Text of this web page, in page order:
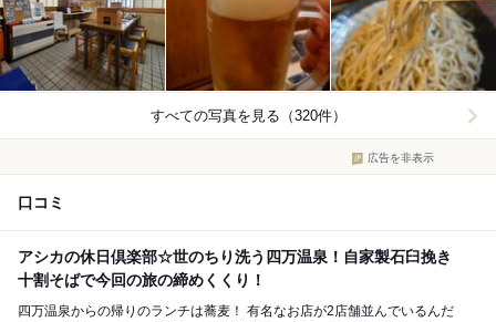
すべての写真を見る（320件）
広告を非表示
口コミ
アシカの休日倶楽部☆世のちり洗う四万温泉！自家製石臼挽き
十割そばで今回の旅の締めくくり！
四万温泉からの帰りのランチは蕎麦！ 有名なお店が2店舗並んでいるんだ